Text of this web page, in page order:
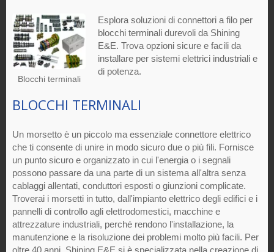
Blocchi terminali
Esplora soluzioni di connettori a filo per
blocchi terminali durevoli da Shining
E&E. Trova opzioni sicure e facili da
installare per sistemi elettrici industriali e
di potenza.
BLOCCHI TERMINALI
Un morsetto è un piccolo ma essenziale connettore elettrico
che ti consente di unire in modo sicuro due o più fili. Fornisce
un punto sicuro e organizzato in cui l'energia o i segnali
possono passare da una parte di un sistema all'altra senza
cablaggi allentati, conduttori esposti o giunzioni complicate.
Troverai i morsetti in tutto, dall'impianto elettrico degli edifici e i
pannelli di controllo agli elettrodomestici, macchine e
attrezzature industriali, perché rendono l'installazione, la
manutenzione e la risoluzione dei problemi molto più facili. Per
oltre 40 anni, Shining E&E si è specializzata nella creazione di